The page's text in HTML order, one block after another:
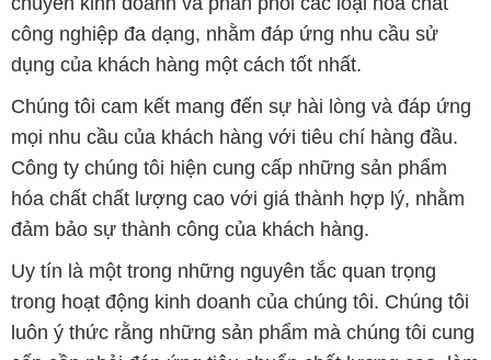
công nghiệp đa dạng, nhằm đáp ứng nhu cầu sử
dụng của khách hàng một cách tốt nhất.
Chúng tôi cam kết mang đến sự hài lòng và đáp ứng
mọi nhu cầu của khách hàng với tiêu chí hàng đầu.
Công ty chúng tôi hiện cung cấp những sản phẩm
hóa chất chất lượng cao với giá thành hợp lý, nhằm
đảm bảo sự thành công của khách hàng.
Uy tín là một trong những nguyên tắc quan trọng
trong hoạt động kinh doanh của chúng tôi. Chúng tôi
luôn ý thức rằng những sản phẩm mà chúng tôi cung